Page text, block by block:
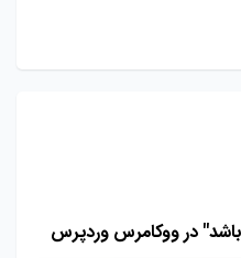
باشد" در ووکامرس وردپرس